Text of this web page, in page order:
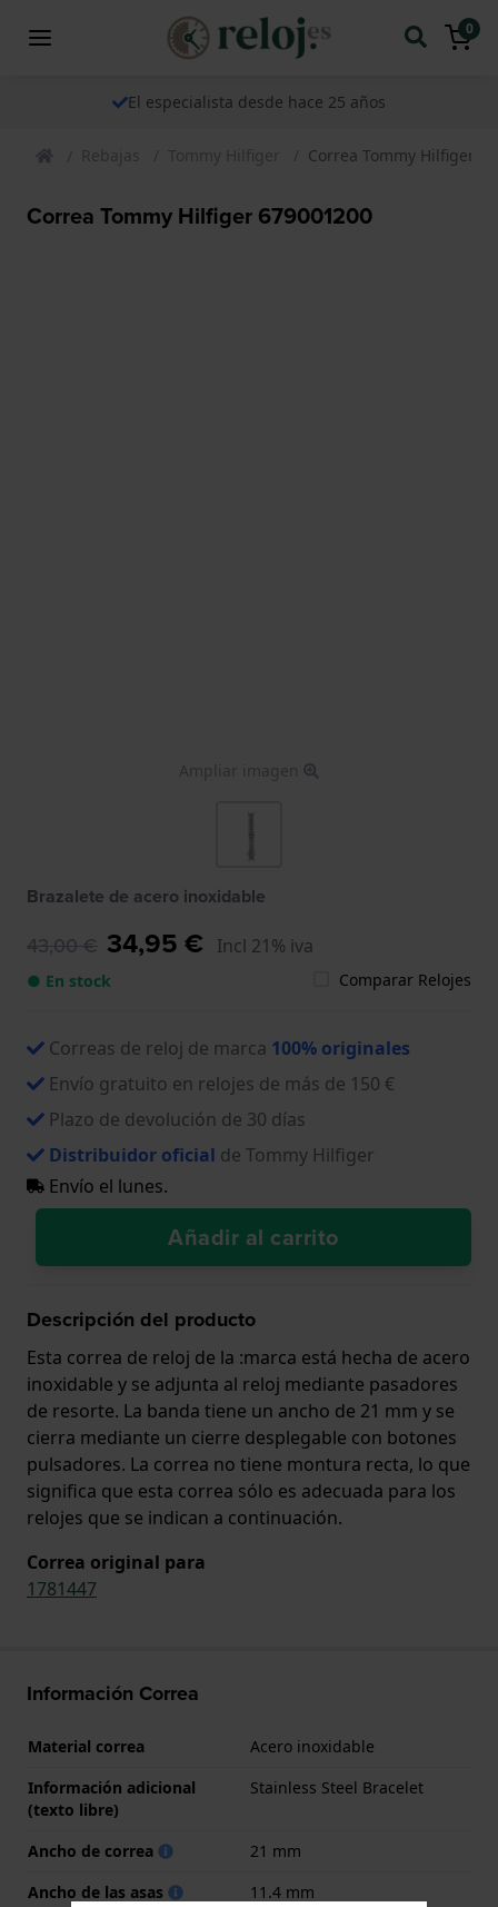
0
El especialista desde hace 25 años
Rebajas Tommy Hilfiger Correa Tommy Hilfiger
Correa Tommy Hilfiger 679001200
Ampliar imagen
Brazalete de acero inoxidable
43,00 € 34,95 € Incl 21% iva
● En stock Comparar Relojes
Correas de reloj de marca 100% originales
Envío gratuito en relojes de más de 150 €
Plazo de devolución de 30 días
Distribuidor oficial de Tommy Hilfiger
Envío el lunes.
Añadir al carrito
Descripción del producto
Esta correa de reloj de la :marca está hecha de acero
inoxidable y se adjunta al reloj mediante pasadores
de resorte. La banda tiene un ancho de 21 mm y se
cierra mediante un cierre desplegable con botones
pulsadores. La correa no tiene montura recta, lo que
significa que esta correa sólo es adecuada para los
relojes que se indican a continuación.
Correa original para
1781447
Información Correa
Material correa
Acero inoxidable
Información adicional
(texto libre)
Stainless Steel Bracelet
Ancho de correa
21 mm
Ancho de las asas
11.4 mm